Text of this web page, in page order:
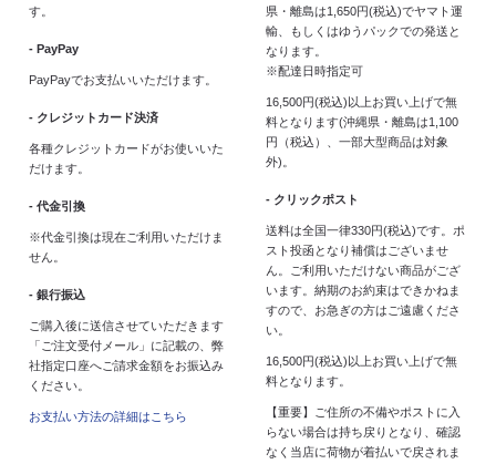
す。
- PayPay
PayPayでお支払いいただけます。
- クレジットカード決済
各種クレジットカードがお使いいた
だけます。
- 代金引換
※代金引換は現在ご利用いただけま
せん。
- 銀行振込
ご購入後に送信させていただきます
「ご注文受付メール」に記載の、弊
社指定口座へご請求金額をお振込み
ください。
お支払い方法の詳細はこちら
県・離島は1,650円(税込)でヤマト運
輸、もしくはゆうパックでの発送と
なります。
※配達日時指定可
16,500円(税込)以上お買い上げで無
料となります(沖縄県・離島は1,100
円（税込）、一部大型商品は対象
外)。
- クリックポスト
送料は全国一律330円(税込)です。ポ
スト投函となり補償はございませ
ん。ご利用いただけない商品がござ
います。納期のお約束はできかねま
すので、お急ぎの方はご遠慮くださ
い。
16,500円(税込)以上お買い上げで無
料となります。
【重要】ご住所の不備やポストに入
らない場合は持ち戻りとなり、確認
なく当店に荷物が着払いで戻されま